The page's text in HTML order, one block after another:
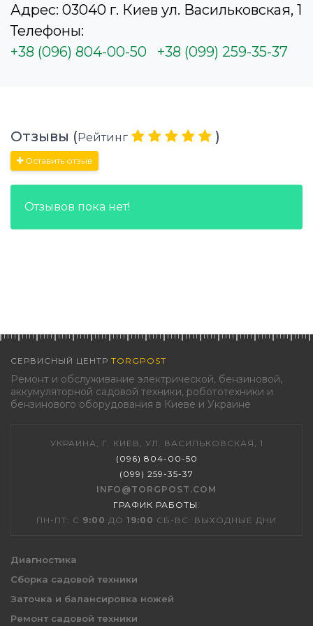
Адрес: 03040 г. Киев ул. Васильковская, 1
Телефоны:
+38 (096) 804-00-50
+38 (099) 259-35-37
Отзывы (Рейтинг )
Оставить отзыв
Отзывов пока нет!
СЕРВИСНЫЙ ЦЕНТР TORGPOST
Ремонт и обслуживание электрической, бензиновой,
аккумуляторной садовой техники, робототехники и
бензинового оборудования в Киеве и Украине
УКРАИНА, Г. КИЕВ, УЛ. ВАСИЛЬКОВСКАЯ, 1
(096) 804-00-50
(099) 259-35-37
INFO@TORGPOST.COM
ГРАФИК РАБОТЫ :
ПН-ПТ: С 9:00 ДО 19:00 СБ-ВС: ВЫХОДНЫЕ ДНИ
Диагностика
Сборка садовой техники
Заточка и балансировка ножей
Ремонт садовой техники